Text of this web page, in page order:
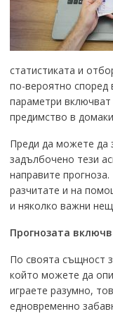
статистиката и
по-вероятно според
параметри
предимство в
Преди да можете да
задълбочено тези
направите
разчитате и на
и няколко важни
Прогнозата
По своята същност
който можете да
играете разумно,
едновременно